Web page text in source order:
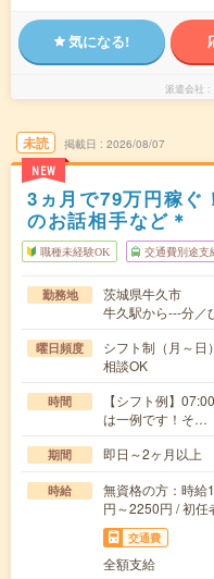
気になる!
派遣会社
未読
NEW
掲載日 2026/08/07
3ヵ月で79万円稼ぐ
のお話相手など＊
職種未経験OK 交通費別途支
勤務地
茨城県牛久市
牛久駅から---分／
曜日頻度
シフト制（月～日
相談OK
時間
【シフト例】
は一例です！そ…
期間 即日～2ヶ月以上
時給
無資格の方：時給
円～2250円 / 初
交通費
全額支給